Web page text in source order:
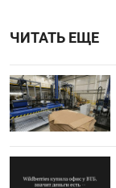
ЧИТАТЬ ЕЩЕ